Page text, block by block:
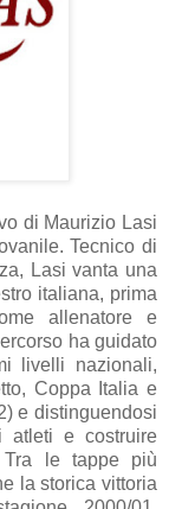
di Maurizio Lasi
Tecnico di
Lasi vanta una
italiana, prima
allenatore e
ha guidato
livelli nazionali,
Coppa Italia e
e distinguendosi
atleti e costruire
Tra le tappe più
la storica vittoria